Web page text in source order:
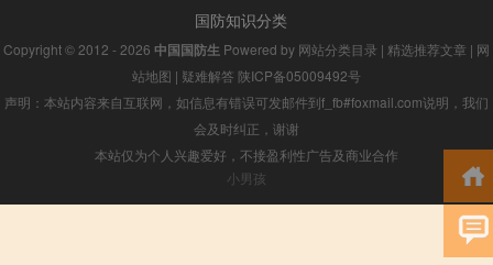
国防知识分类
Copyright © 2012 - 2026 中国国防生 Powered by 网站分类目录 | 精选推荐文章 | 网
站地图 | 疑难解答 陕ICP备05009492号
声明：本站内容来自互联网，如信息有错误可发邮件到f_fb#foxmail.com说明，我们
会及时纠正，谢谢
本站仅为个人兴趣爱好，不接盈利性广告及商业合作
小男孩